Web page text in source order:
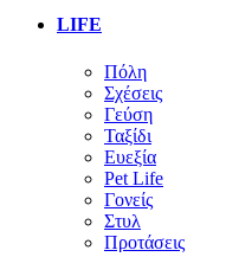
LIFE
Πόλη
Σχέσεις
Γεύση
Ταξίδι
Ευεξία
Pet Life
Γονείς
Στυλ
Προτάσεις